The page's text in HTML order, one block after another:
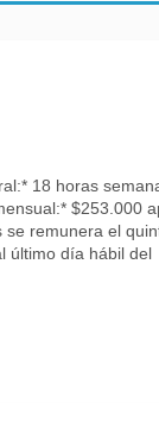
18 horas
$253.000
remunera el
último día hábil del